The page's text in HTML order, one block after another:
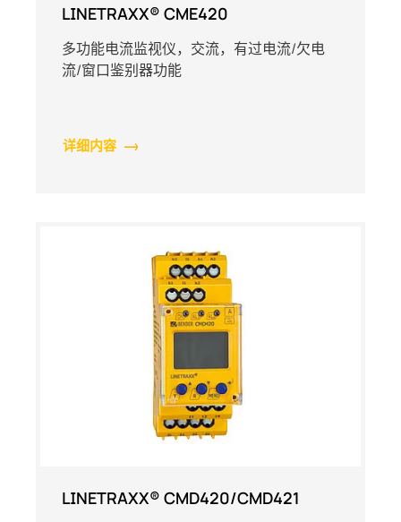
LINETRAXX® CME420
多功能电流监视仪，交流，有过电流/欠电
流/窗口鉴别器功能
详细内容
LINETRAXX® CMD420/CMD421